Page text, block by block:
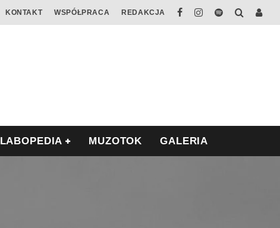
KONTAKT WSPÓŁPRACA REDAKCJA
LABOPEDIA MUZOTOK GALERIA